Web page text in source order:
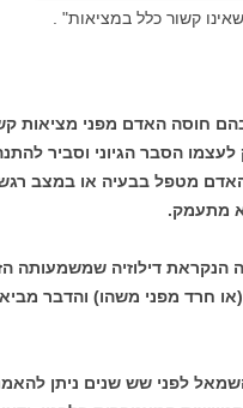
קשור כלל במציאות" .
חוסה האדם מפני מציאות
הסבר הגיוני וסביר
מטפל בבעיה או במצב
מתעמק.
הנקראת דילוזיה שמשמעותה
חרד מפני משהו) והדבר מביא